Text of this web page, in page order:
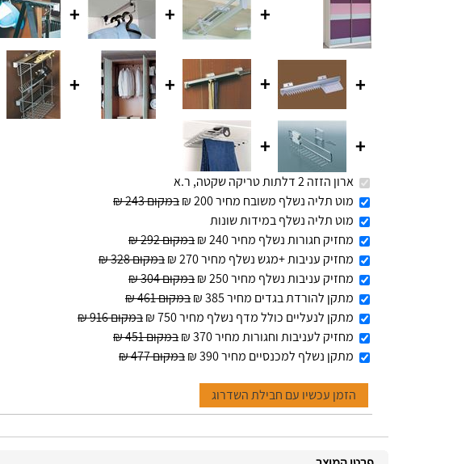
+
+
+
+
+
+
+
+
+
ארון הזזה 2 דלתות טריקה שקטה, ר.א
מוט תליה נשלף משובח מחיר 200 ₪
במקום 243 ₪
מוט תליה נשלף במידות שונות
מחזיק חגורות נשלף מחיר 240 ₪
במקום 292 ₪
מחזיק עניבות +מגש נשלף מחיר 270 ₪
במקום 328 ₪
מחזיק עניבות נשלף מחיר 250 ₪
במקום 304 ₪
מתקן להורדת בגדים מחיר 385 ₪
במקום 461 ₪
מתקן לנעליים כולל מדף נשלף מחיר 750 ₪
במקום 916 ₪
מחזיק לעניבות וחגורות מחיר 370 ₪
במקום 451 ₪
מתקן נשלף למכנסיים מחיר 390 ₪
במקום 477 ₪
הזמן עכשיו עם חבילת השדרוג